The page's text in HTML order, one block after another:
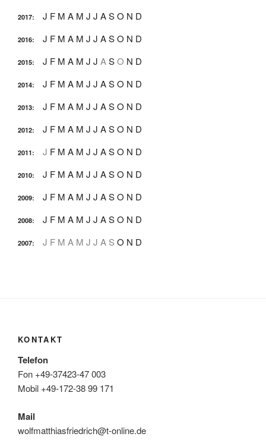
2017: J F M A M J J ASO N D
2016: J F M A M J J ASO N D
2015: J F M A M J J ASO N D
2014: J F M A M J J ASO N D
2013: J F M A M J J ASO N D
2012: J F M A M J J ASO N D
2011: J F M A M J J ASO N D
2010: J F M A M J J ASO N D
2009: J F M A M J J ASO N D
2008: J F M A M J J ASO N D
2007: J F M A M J J A S O N D
KONTAKT
Telefon
Fon +49-37423-47 003
Mobil +49-172-38 99 171
Mail
wolfmatthiasfriedrich@t-online.de